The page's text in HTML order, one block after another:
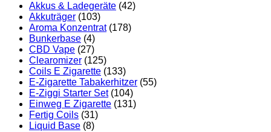
Akkus & Ladegeräte (42)
Akkuträger (103)
Aroma Konzentrat (178)
Bunkerbase (4)
CBD Vape (27)
Clearomizer (125)
Coils E Zigarette (133)
E-Zigarette Tabakerhitzer (55)
E-Ziggi Starter Set (104)
Einweg E Zigarette (131)
Fertig Coils (31)
Liquid Base (8)